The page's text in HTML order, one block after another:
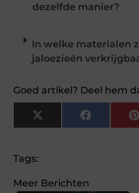
dezelfde manier?
In welke materialen
jaloezieën
Goed artikel? Deel hem
X
(Twitter)
Facebook
Tags:
Meer Berichten